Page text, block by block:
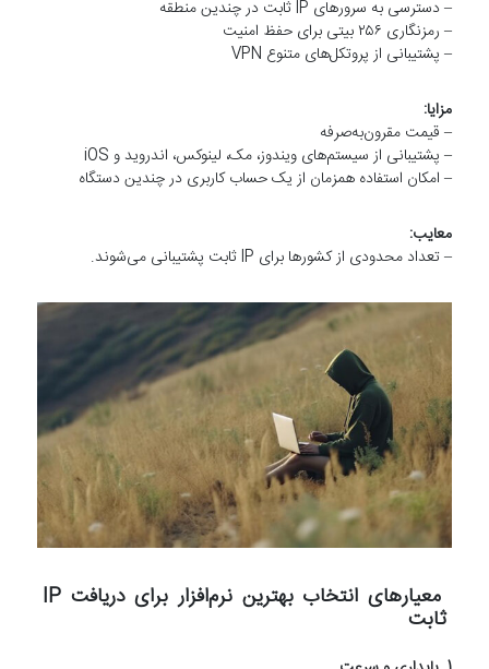
– دسترسی به سرورهای IP ثابت در چندین منطقه
– رمزنگاری ۲۵۶ بیتی برای حفظ امنیت
– پشتیبانی از پروتکل‌های متنوع VPN
مزایا:
– قیمت مقرون‌به‌صرفه
– پشتیبانی از سیستم‌های ویندوز، مک، لینوکس، اندروید و iOS
– امکان استفاده همزمان از یک حساب کاربری در چندین دستگاه
معایب:
– تعداد محدودی از کشورها برای IP ثابت پشتیبانی می‌شوند.
معیارهای انتخاب بهترین نرم‌افزار برای دریافت IP
ثابت